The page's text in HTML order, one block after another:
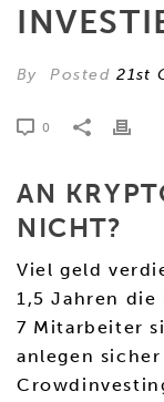
By Posted21st
0
AN
NICHT?
Viel geld
1,5 Jahren die
7 Mitarbeiter
anlegen